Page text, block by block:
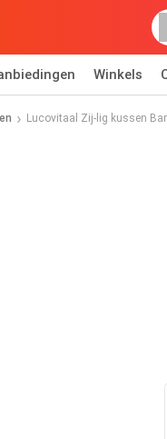
Winkels
Lucovitaal Zij-lig kussen